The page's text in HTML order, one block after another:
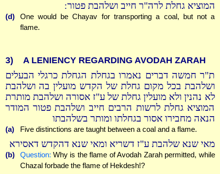
המוציא גחלת לרה"ר חייב ושלהבת פטור:
(d)
One would be Chayav for transporting a coal, but not a
flame.
3) A LENIENCY REGARDING AVODAH ZARAH
ת"ר חמשה דברים נאמרו בגחלת הגחלת כרגלי הבעלים
ושלהבת בכל מקום גחלת של הקדש מועלין בה ושלהבת
לא נהנין ולא מועלין גחלת של ע"ז אסורה ושלהבת מותרת
המוציא גחלת לרשות הרבים חייב ושלהבת פטור המודר
הנאה מחבירו אסור בגחלתו ומותר בשלהבתו
(a) Five distinctions are taught between a coal and a flame.
מאי שנא שלהבת ע"ז דשריא ומאי שנא דהקדש דאסירא
(b) Question: Why is the flame of Avodah Zarah permitted, while
Chazal forbade the flame of Hekdesh!?